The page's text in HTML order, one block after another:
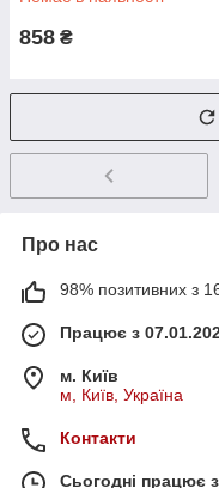
858 ₴
Про нас
98% позитивних з
Працює з
м. Київ
м, Київ, Україна
Контакти
Сьогодні працює